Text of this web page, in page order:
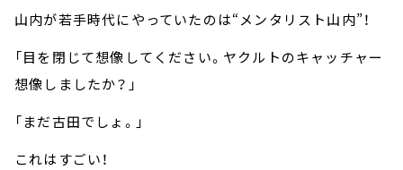
山内が若手時代にやっていたのは“メンタリスト山内”！
「目を閉じて想像してください。ヤクルトのキャッチャー
想像しましたか？」
「まだ古田でしょ。」
これはすごい！